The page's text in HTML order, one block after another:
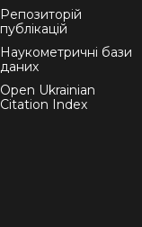
Репозиторій
публікацій
Наукометричні бази
даних
Open Ukrainian
Citation Index